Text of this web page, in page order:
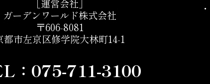
［運営会社］
ガーデンワールド株式会社
〒606-8081
都市左京区修学院大林町14-1
： 075-711-3100
・